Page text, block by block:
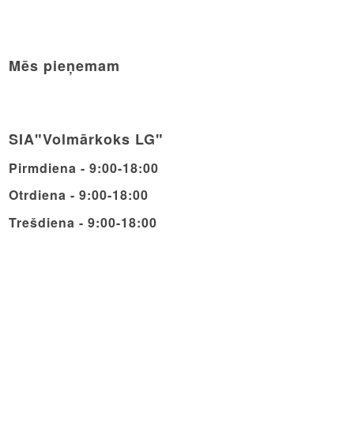
Mēs pieņemam
SIA"Volmārkoks LG"
Pirmdiena - 9:00-18:00
Otrdiena - 9:00-18:00
Trešdiena - 9:00-18:00